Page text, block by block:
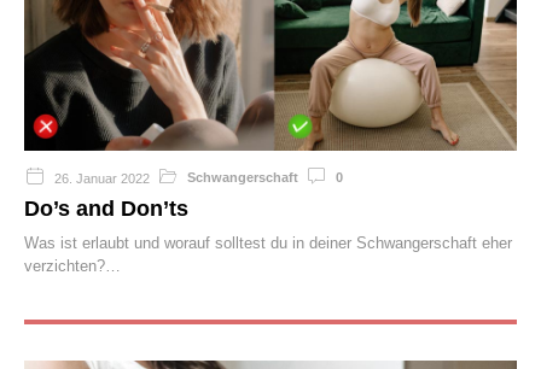
26. Januar 2022 Schwangerschaft 0
Do’s and Don’ts
Was ist erlaubt und worauf solltest du in deiner Schwangerschaft eher
verzichten?